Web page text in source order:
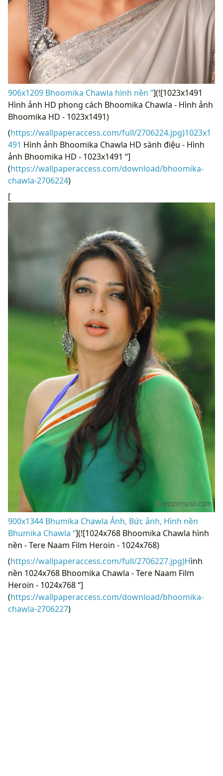
906x1209 Bhoomika Chawla hình nền “](![1023x1491
Hình ảnh HD phong cách Bhoomika Chawla - Hình ảnh
Bhoomika HD - 1023x1491)
(https://wallpaperaccess.com/full/2706224.jpg)1023x1
491 Hình ảnh Bhoomika Chawla HD sành điệu - Hình
ảnh Bhoomika HD - 1023x1491 “]
(https://wallpaperaccess.com/download/bhoomika-
chawla-2706224)
[
900x1344 Bhumika Chawla Ảnh, Bức ảnh, Hình nền
Bhumika Chawla “](![1024x768 Bhoomika Chawla hình
nền - Tere Naam Film Heroin - 1024x768)
(https://wallpaperaccess.com/full/2706227.jpg)Hình
nền 1024x768 Bhoomika Chawla - Tere Naam Film
Heroin - 1024x768 “]
(https://wallpaperaccess.com/download/bhoomika-
chawla-2706227)